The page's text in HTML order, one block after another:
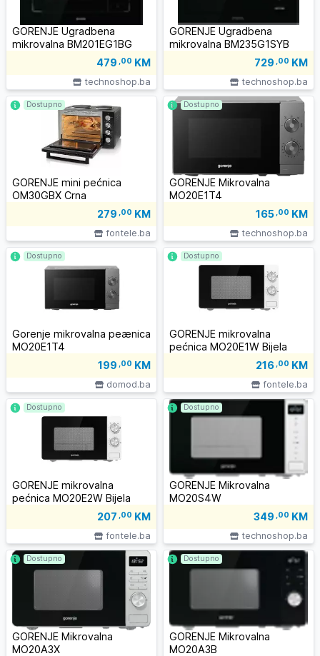
GORENJE Ugradbena
mikrovalna BM201EG1BG
479 ,00 KM
technoshop.ba
GORENJE Ugradbena
mikrovalna BM235G1SYB
729 ,00 KM
technoshop.ba
GORENJE mini pećnica
OM30GBX Crna
279 ,00 KM
fontele.ba
Dostupno
GORENJE Mikrovalna
MO20E1T4
165 ,00 KM
technoshop.ba
Dostupno
Gorenje mikrovalna peænica
MO20E1T4
199 ,00 KM
domod.ba
Dostupno
GORENJE mikrovalna
pećnica MO20E1W Bijela
216 ,00 KM
fontele.ba
Dostupno
GORENJE mikrovalna
pećnica MO20E2W Bijela
207 ,00 KM
fontele.ba
Dostupno
GORENJE Mikrovalna
MO20S4W
349 ,00 KM
technoshop.ba
Dostupno
GORENJE Mikrovalna
MO20A3X
Dostupno
GORENJE Mikrovalna
MO20A3B
Dostupno